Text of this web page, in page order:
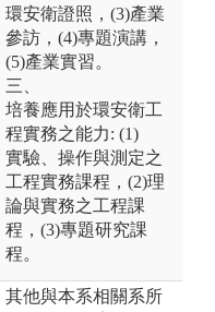
環安衛證照，(3)產業
參訪，(4)專題演講，
(5)產業實習。
三、
培養應用於環安衛工
程實務之能力: (1)
實驗、操作與測定之
工程實務課程，(2)理
論與實務之工程課
程，(3)專題研究課
程。
其他與本系相關系所